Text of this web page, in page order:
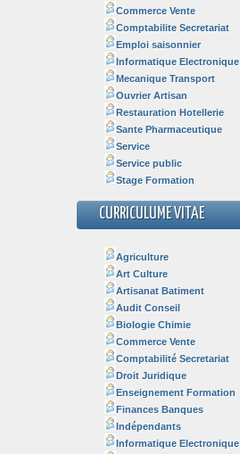
Commerce Vente
Comptabilite Secretariat
Emploi saisonnier
Informatique Electronique
Mecanique Transport
Ouvrier Artisan
Restauration Hotellerie
Sante Pharmaceutique
Service
Service public
Stage Formation
CURRICULUME VITAE
Agriculture
Art Culture
Artisanat Batiment
Audit Conseil
Biologie Chimie
Commerce Vente
Comptabilité Secretariat
Droit Juridique
Enseignement Formation
Finances Banques
Indépendants
Informatique Electronique